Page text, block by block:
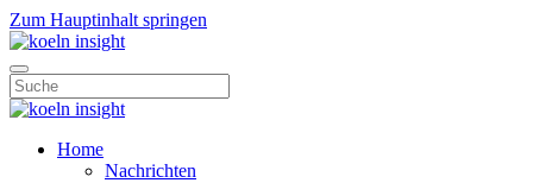
Zum Hauptinhalt springen
Home
Nachrichten